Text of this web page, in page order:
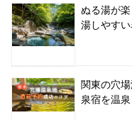
ぬる湯が
湯しやす
関東の穴
泉宿を温